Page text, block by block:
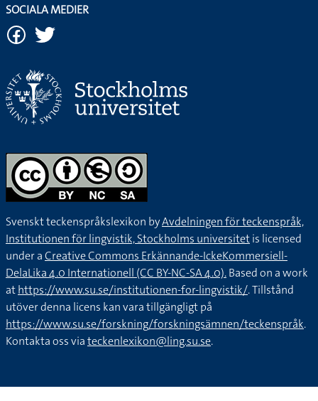
SOCIALA MEDIER
Svenskt teckenspråkslexikon byAvdelningen för teckenspråk,
Institutionen för lingvistik, Stockholms universitetis licensed
under aCreative Commons Erkännande-IckeKommersiell-
DelaLika 4.0 Internationell (CC BY-NC-SA 4.0).Based on a work
athttps://www.su.se/institutionen-for-lingvistik/. Tillstånd
utöver denna licens kan vara tillgängligt på
https://www.su.se/forskning/forskningsämnen/teckenspråk.
Kontakta oss viateckenlexikon@ling.su.se.